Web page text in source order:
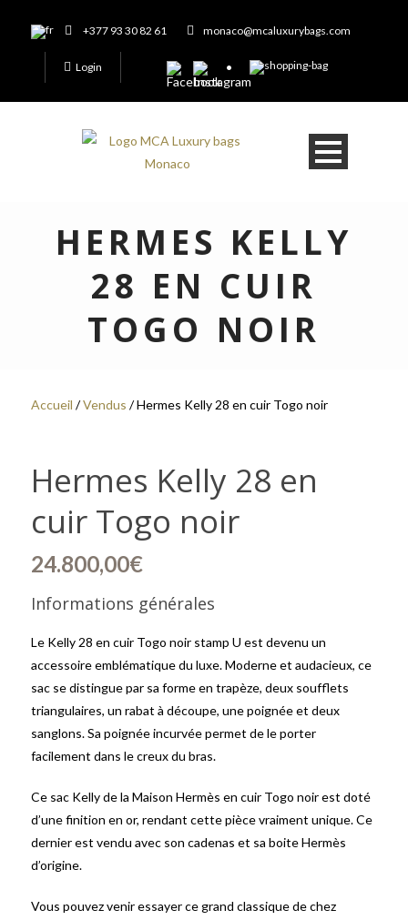
+377 93 30 82 61 monaco@mcaluxurybags.com
Login
HERMES KELLY
28 EN CUIR
TOGO NOIR
Accueil /Vendus / Hermes Kelly 28 en cuir Togo noir
Hermes Kelly 28 en
cuir Togo noir
24.800,00€
Informations générales
Le Kelly 28 en cuir Togo noir stamp U est devenu un
accessoire emblématique du luxe. Moderne et audacieux, ce
sac se distingue par sa forme en trapèze, deux soufflets
triangulaires, un rabat à découpe, une poignée et deux
sanglons. Sa poignée incurvée permet de le porter
facilement dans le creux du bras.
Ce sac Kelly de la Maison Hermès en cuir Togo noir est doté
d’une finition en or, rendant cette pièce vraiment unique. Ce
dernier est vendu avec son cadenas et sa boite Hermès
d’origine.
Vous pouvez venir essayer ce grand classique de chez